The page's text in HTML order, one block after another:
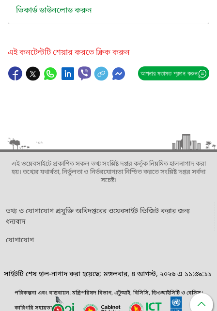
ভিকার্ড ডাউনলোড করুন
এই কনটেন্টটি শেয়ার করতে ক্লিক করুন
আপনার মতামত প্রদান করুন
এই ওয়েবসাইটে প্রকাশিত সকল তথ্য সংশ্লিষ্ট দপ্তর কর্তৃক নিয়মিত হালনাগাদ করা
হয়। তথ্যের যথার্থতা, নির্ভুলতা ও নির্ভরযোগ্যতা নিশ্চিত করতে সংশ্লিষ্ট দপ্তর সর্বদা
সচেষ্ট।
তথ্য ও যোগাযোগ প্রযুক্তি অধিদপ্তরের ওয়েবসাইট ভিজিট করার জন্য
ধন্যবাদ
যোগাযোগ
সাইটটি শেষ হাল-নাগাদ করা হয়েছে: মঙ্গলবার, ৪ আগস্ট, ২০২৬ এ ১১:৫৯:১১
পরিকল্পনা এবং বাস্তবায়ন: মন্ত্রিপরিষদ বিভাগ, এটুআই, বিসিসি, ডিওআইসিটি ও বেসিস।
কারিগরি সহায়তা